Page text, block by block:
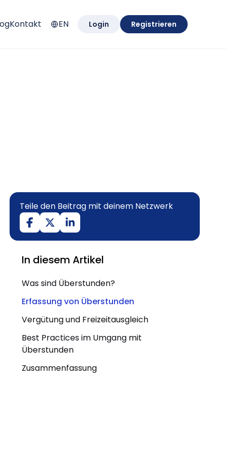
Kontakt EN Login Registrieren
Teile den Beitrag mit deinem Netzwerk
In diesem Artikel
Was sind Überstunden?
Erfassung von Überstunden
Vergütung und Freizeitausgleich
Best Practices im Umgang mit
Überstunden
Zusammenfassung